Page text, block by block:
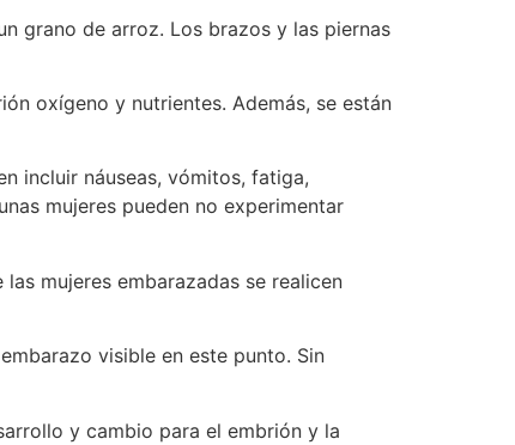
grano de arroz. Los brazos y las piernas
oxígeno y nutrientes. Además, se están
incluir náuseas, vómitos, fatiga,
mujeres pueden no experimentar
mujeres embarazadas se realicen
visible en este punto. Sin
y cambio para el embrión y la